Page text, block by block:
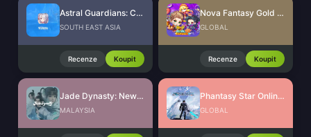
Astral Guardians: Cyber Fantasy
SOUTH EAST ASIA
Recenze Koupit
Nova Fantasy Gold Ingots
GLOBAL
Recenze Koupit
Jade Dynasty: New Fantasy Ingots
MALAYSIA
Phantasy Star Online 2 New Genesis AC Exchange Ticket
GLOBAL